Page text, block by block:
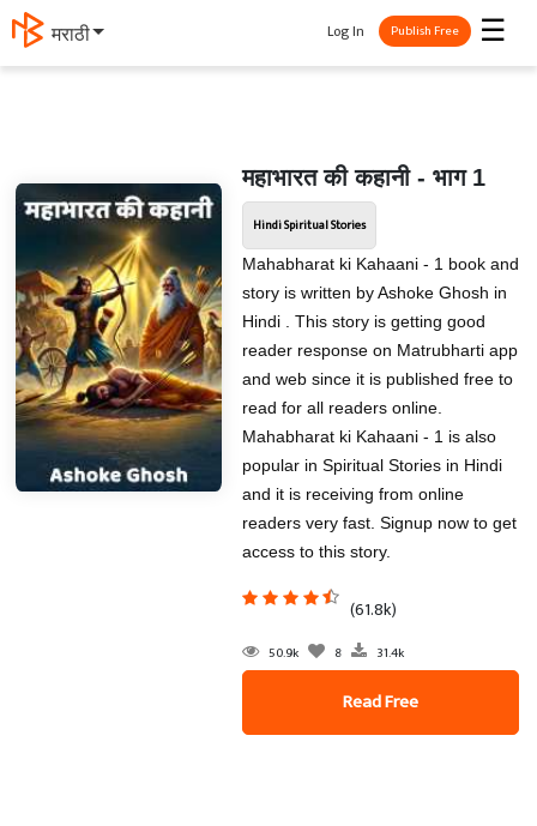
मराठी ☰
Log In Publish Free
महाभारत की कहानी - भाग 1
Hindi Spiritual Stories
Mahabharat ki Kahaani - 1 book and
story is written by Ashoke Ghosh in
Hindi . This story is getting good
reader response on Matrubharti app
and web since it is published free to
read for all readers online.
Mahabharat ki Kahaani - 1 is also
popular in Spiritual Stories in Hindi
and it is receiving from online
readers very fast. Signup now to get
access to this story.
(61.8k)
50.9k 8 31.4k
Read Free